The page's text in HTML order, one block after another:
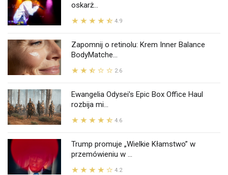
oskarż...
4.9
Zapomnij o retinolu: Krem Inner Balance
BodyMatche...
2.6
Ewangelia Odysei's Epic Box Office Haul
rozbija mi...
4.6
Trump promuje „Wielkie Kłamstwo” w
przemówieniu w ...
4.2